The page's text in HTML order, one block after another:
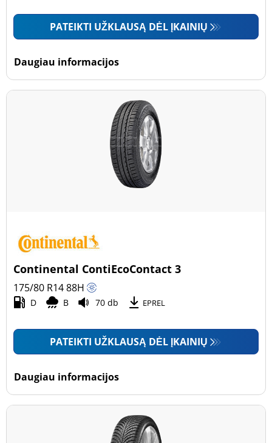
PATEIKTI UŽKLAUSĄ DĖL ĮKAINIŲ
Daugiau informacijos
Continental ContiEcoContact 3
175/80 R1488H
D B 70 db EPREL
PATEIKTI UŽKLAUSĄ DĖL ĮKAINIŲ
Daugiau informacijos